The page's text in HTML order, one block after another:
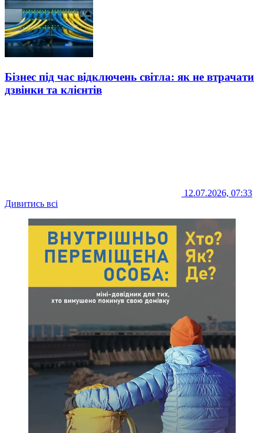
Бізнес під час відключень світла: як не втрачати
дзвінки та клієнтів
12.07.2026, 07:33
Дивитись всі